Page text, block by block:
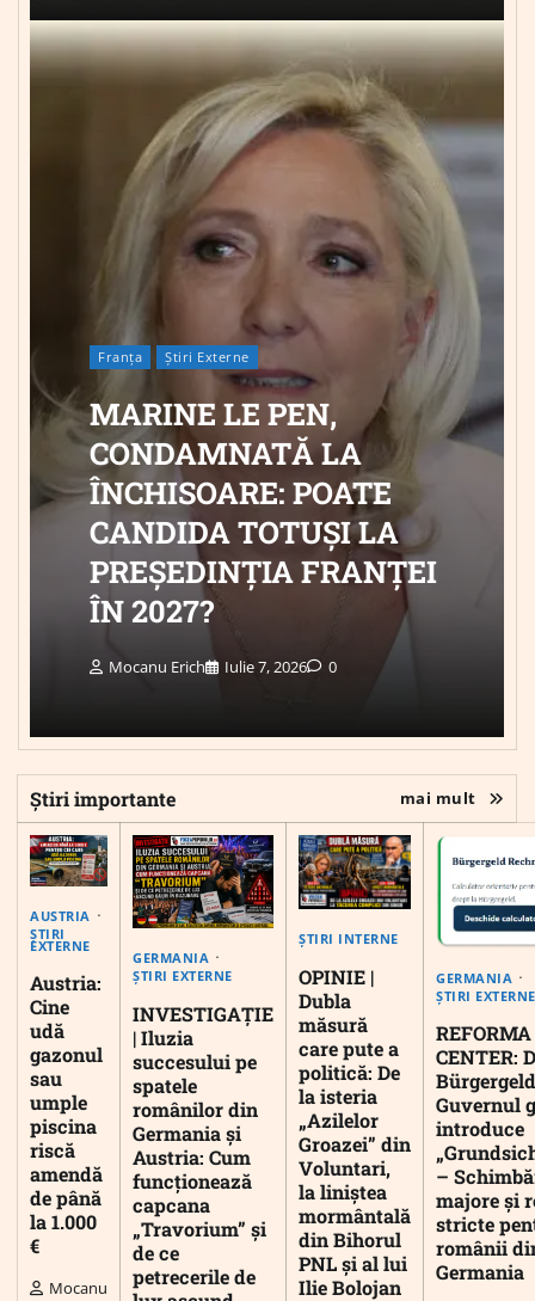
Franța Știri Externe
MARINE LE PEN,
CONDAMNATĂ LA
ÎNCHISOARE: POATE
CANDIDA TOTUȘI LA
PREȘEDINȚIA FRANȚEI
ÎN 2027?
Mocanu Erich Iulie 7, 2026 0
Știri importante mai mult
AUSTRIA
ȘTIRI
EXTERNE
Austria:
Cine
udă
gazonul
sau
umple
piscina
riscă
amendă
de până
la 1.000
€
Mocanu
GERMANIA
ȘTIRI EXTERNE
INVESTIGAȚIE
| Iluzia
succesului pe
spatele
românilor din
Germania și
Austria: Cum
funcționează
capcana
„Travorium” și
de ce
petrecerile de
ȘTIRI INTERNE
OPINIE |
Dubla
măsură
care pute a
politică: De
la isteria
„Azilelor
Groazei” din
Voluntari,
la liniștea
mormântală
din Bihorul
PNL și al lui
Ilie Bolojan
GERMANIA
ȘTIRI EXTERNE
CENTER:
Guvernul
introduce
–
majore și
stricte
românii
Germania